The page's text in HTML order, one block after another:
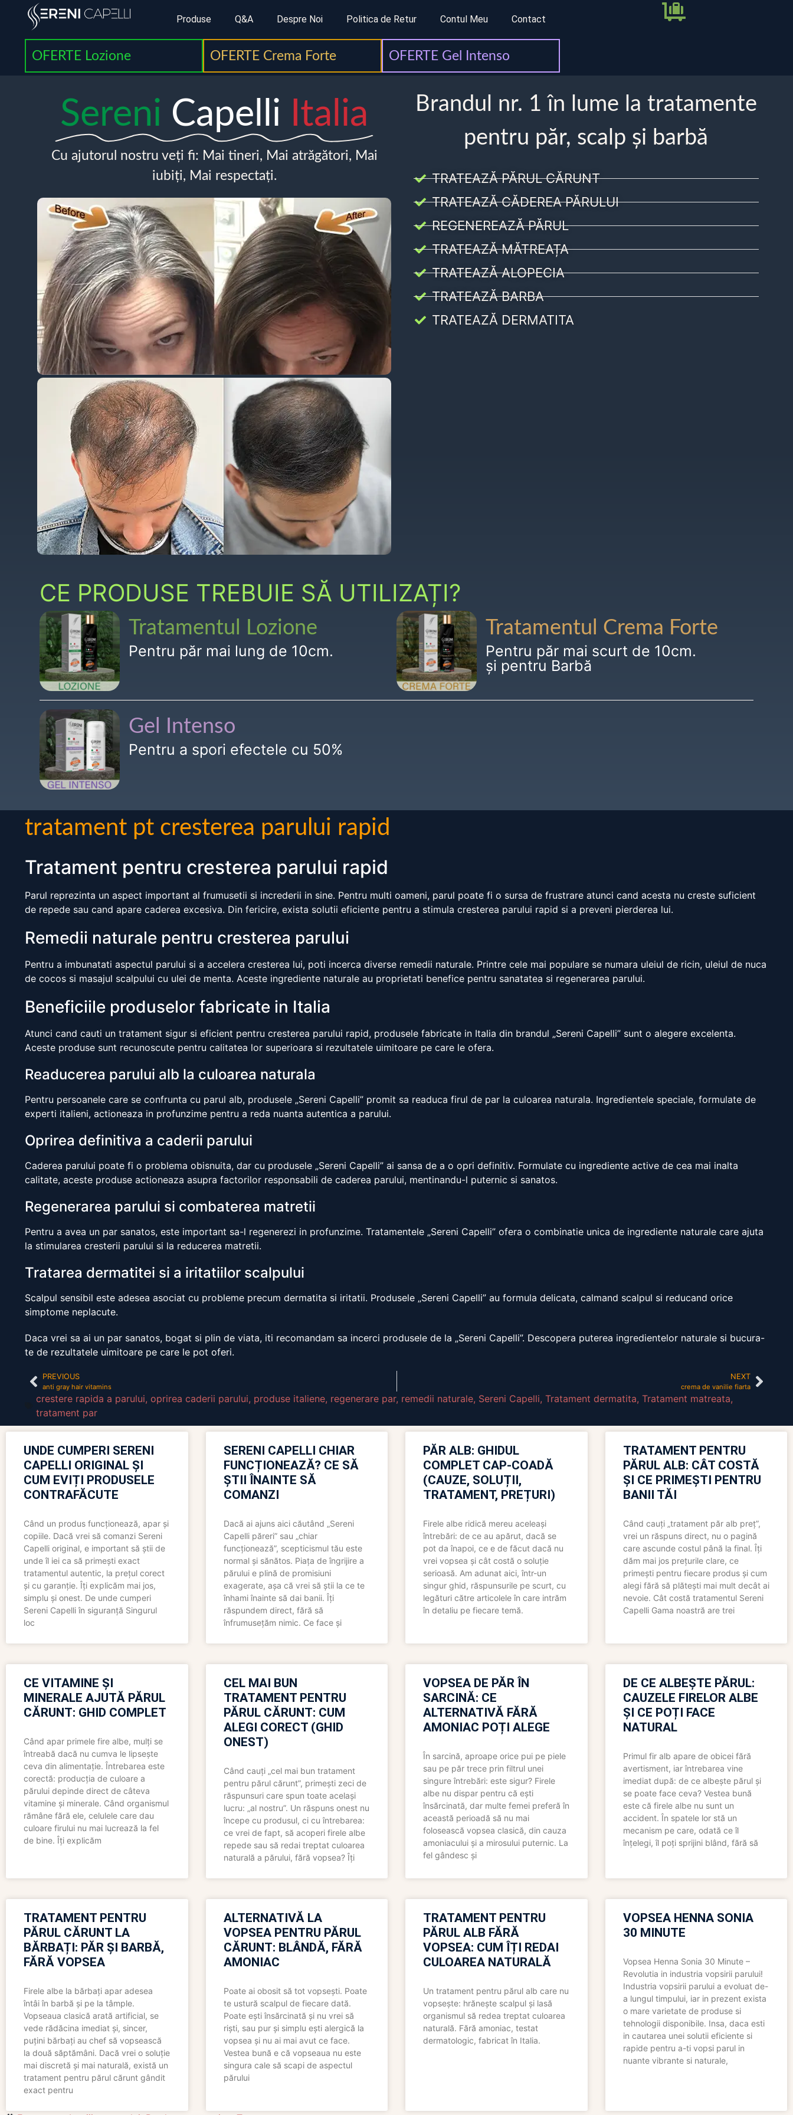
Produse Q&A Despre Noi Politica de Retur Contul Meu Contact
OFERTE Lozione OFERTE Crema Forte OFERTE Gel Intenso
Sereni Capelli Italia
Cu ajutorul nostru veți fi: Mai tineri, Mai atrăgători, Mai
iubiți, Mai respectați.
Brandul nr. 1 în lume la tratamente
pentru păr, scalp și barbă
TRATEAZĂ PĂRUL CĂRUNT
TRATEAZĂ CĂDEREA PĂRULUI
REGENEREAZĂ PĂRUL
TRATEAZĂ MĂTREAȚA
TRATEAZĂ ALOPECIA
TRATEAZĂ BARBA
TRATEAZĂ DERMATITA
CE PRODUSE TREBUIE SĂ UTILIZAȚI?
Tratamentul Lozione
Pentru păr mai lung de 10cm.
Tratamentul Crema Forte
Pentru păr mai scurt de 10cm.
și pentru Barbă
Gel Intenso
Pentru a spori efectele cu 50%
tratament pt cresterea parului rapid
Tratament pentru cresterea parului rapid
Parul reprezinta un aspect important al frumusetii si increderii in sine. Pentru multi oameni, parul poate fi o sursa de frustrare atunci cand acesta nu creste suficient
de repede sau cand apare caderea excesiva. Din fericire, exista solutii eficiente pentru a stimula cresterea parului rapid si a preveni pierderea lui.
Remedii naturale pentru cresterea parului
Pentru a imbunatati aspectul parului si a accelera cresterea lui, poti incerca diverse remedii naturale. Printre cele mai populare se numara uleiul de ricin, uleiul de nuca
de cocos si masajul scalpului cu ulei de menta. Aceste ingrediente naturale au proprietati benefice pentru sanatatea si regenerarea parului.
Beneficiile produselor fabricate in Italia
Atunci cand cauti un tratament sigur si eficient pentru cresterea parului rapid, produsele fabricate in Italia din brandul „Sereni Capelli” sunt o alegere excelenta.
Aceste produse sunt recunoscute pentru calitatea lor superioara si rezultatele uimitoare pe care le ofera.
Readucerea parului alb la culoarea naturala
Pentru persoanele care se confrunta cu parul alb, produsele „Sereni Capelli” promit sa readuca firul de par la culoarea naturala. Ingredientele speciale, formulate de
experti italieni, actioneaza in profunzime pentru a reda nuanta autentica a parului.
Oprirea definitiva a caderii parului
Caderea parului poate fi o problema obisnuita, dar cu produsele „Sereni Capelli” ai sansa de a o opri definitiv. Formulate cu ingrediente active de cea mai inalta
calitate, aceste produse actioneaza asupra factorilor responsabili de caderea parului, mentinandu-l puternic si sanatos.
Regenerarea parului si combaterea matretii
Pentru a avea un par sanatos, este important sa-l regenerezi in profunzime. Tratamentele „Sereni Capelli” ofera o combinatie unica de ingrediente naturale care ajuta
la stimularea cresterii parului si la reducerea matretii.
Tratarea dermatitei si a iritatiilor scalpului
Scalpul sensibil este adesea asociat cu probleme precum dermatita si iritatii. Produsele „Sereni Capelli” au formula delicata, calmand scalpul si reducand orice
simptome neplacute.
Daca vrei sa ai un par sanatos, bogat si plin de viata, iti recomandam sa incerci produsele de la „Sereni Capelli”. Descopera puterea ingredientelor naturale si bucura-
te de rezultatele uimitoare pe care le pot oferi.
PREVIOUS
anti gray hair vitamins
NEXT
crema de vanilie fiarta
crestere rapida a parului, oprirea caderii parului, produse italiene, regenerare par, remedii naturale, Sereni Capelli, Tratament dermatita, Tratament matreata,
tratament par
UNDE CUMPERI SERENI
CAPELLI ORIGINAL ȘI
CUM EVIȚI PRODUSELE
CONTRAFĂCUTE
Când un produs funcționează, apar și
copiile. Dacă vrei să comanzi Sereni
Capelli original, e important să știi de
unde îl iei ca să primești exact
tratamentul autentic, la prețul corect
și cu garanție. Îți explicăm mai jos,
simplu și onest. De unde cumperi
Sereni Capelli în siguranță Singurul
loc
SERENI CAPELLI CHIAR
FUNCȚIONEAZĂ? CE SĂ
ȘTII ÎNAINTE SĂ
COMANZI
Dacă ai ajuns aici căutând „Sereni
Capelli păreri” sau „chiar
funcționează”, scepticismul tău este
normal și sănătos. Piața de îngrijire a
părului e plină de promisiuni
exagerate, așa că vrei să știi la ce te
înhami înainte să dai banii. Îți
răspundem direct, fără să
înfrumusețăm nimic. Ce face și
PĂR ALB: GHIDUL
COMPLET CAP-COADĂ
(CAUZE, SOLUȚII,
TRATAMENT, PREȚURI)
Firele albe ridică mereu aceleași
întrebări: de ce au apărut, dacă se
pot da înapoi, ce e de făcut dacă nu
vrei vopsea și cât costă o soluție
serioasă. Am adunat aici, într-un
singur ghid, răspunsurile pe scurt, cu
legături către articolele în care intrăm
în detaliu pe fiecare temă.
TRATAMENT PENTRU
PĂRUL ALB: CÂT COSTĂ
ȘI CE PRIMEȘTI PENTRU
BANII TĂI
Când cauți „tratament păr alb preț”,
vrei un răspuns direct, nu o pagină
care ascunde costul până la final. Îți
dăm mai jos prețurile clare, ce
primești pentru fiecare produs și cum
alegi fără să plătești mai mult decât ai
nevoie. Cât costă tratamentul Sereni
Capelli Gama noastră are trei
CE VITAMINE ȘI
MINERALE AJUTĂ PĂRUL
CĂRUNT: GHID COMPLET
Când apar primele fire albe, mulți se
întreabă dacă nu cumva le lipsește
ceva din alimentație. Întrebarea este
corectă: producția de culoare a
părului depinde direct de câteva
vitamine și minerale. Când organismul
rămâne fără ele, celulele care dau
culoare firului nu mai lucrează la fel
de bine. Îți explicăm
CEL MAI BUN
TRATAMENT PENTRU
PĂRUL CĂRUNT: CUM
ALEGI CORECT (GHID
ONEST)
Când cauți „cel mai bun tratament
pentru părul cărunt”, primești zeci de
răspunsuri care spun toate același
lucru: „al nostru”. Un răspuns onest nu
începe cu produsul, ci cu întrebarea:
ce vrei de fapt, să acoperi firele albe
repede sau să redai treptat culoarea
naturală a părului, fără vopsea? Îți
VOPSEA DE PĂR ÎN
SARCINĂ: CE
ALTERNATIVĂ FĂRĂ
AMONIAC POȚI ALEGE
În sarcină, aproape orice pui pe piele
sau pe păr trece prin filtrul unei
singure întrebări: este sigur? Firele
albe nu dispar pentru că ești
însărcinată, dar multe femei preferă în
această perioadă să nu mai
folosească vopsea clasică, din cauza
amoniacului și a mirosului puternic. La
fel gândesc și
DE CE ALBEȘTE PĂRUL:
CAUZELE FIRELOR ALBE
ȘI CE POȚI FACE
NATURAL
Primul fir alb apare de obicei fără
avertisment, iar întrebarea vine
imediat după: de ce albește părul și
se poate face ceva? Vestea bună
este că firele albe nu sunt un
accident. În spatele lor stă un
mecanism pe care, odată ce îl
înțelegi, îl poți sprijini blând, fără să
TRATAMENT PENTRU
PĂRUL CĂRUNT LA
BĂRBAȚI: PĂR ȘI BARBĂ,
FĂRĂ VOPSEA
Firele albe la bărbați apar adesea
întâi în barbă și pe la tâmple.
Vopseaua clasică arată artificial, se
vede rădăcina imediat și, sincer,
puțini bărbați au chef să vopsească
la două săptămâni. Dacă vrei o soluție
mai discretă și mai naturală, există un
tratament pentru părul cărunt gândit
exact pentru
ALTERNATIVĂ LA
VOPSEA PENTRU PĂRUL
CĂRUNT: BLÂNDĂ, FĂRĂ
AMONIAC
Poate ai obosit să tot vopsești. Poate
te ustură scalpul de fiecare dată.
Poate ești însărcinată și nu vrei să
riști, sau pur și simplu ești alergică la
vopsea și nu ai mai avut ce face.
Vestea bună e că vopseaua nu este
singura cale să scapi de aspectul
părului
TRATAMENT PENTRU
PĂRUL ALB FĂRĂ
VOPSEA: CUM ÎȚI REDAI
CULOAREA NATURALĂ
Un tratament pentru părul alb care nu
vopsește: hrănește scalpul și lasă
organismul să redea treptat culoarea
naturală. Fără amoniac, testat
dermatologic, fabricat în Italia.
VOPSEA HENNA SONIA
30 MINUTE
Vopsea Henna Sonia 30 Minute –
Revolutia in industria vopsirii parului!
Industria vopsirii parului a evoluat de-
a lungul timpului, iar in prezent exista
o mare varietate de produse si
tehnologii disponibile. Insa, daca esti
in cautarea unei solutii eficiente si
rapide pentru a-ti vopsi parul in
nuante vibrante si naturale,